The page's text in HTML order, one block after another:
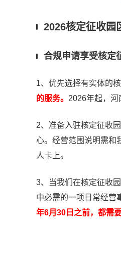
2026核定征收园
合规申请享受核定
1、优先选择有实体的核
的服务。 2026年起，河
2、准备入驻核定征收
心。经营范围说明需和
人卡上。
3、当我们在核定征收
中必需的一项日常经营
年6月30日之前，都需